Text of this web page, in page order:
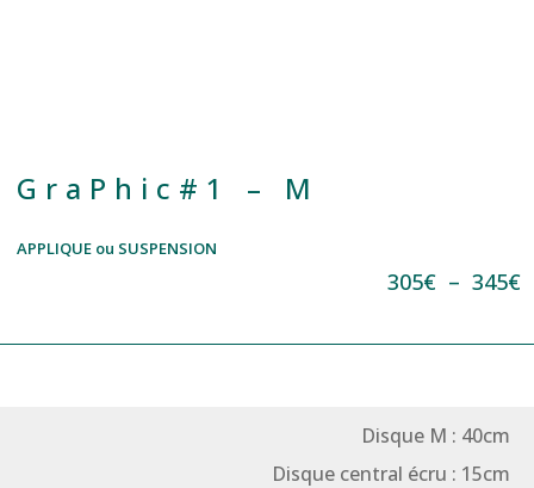
GraPhic#1 – M
APPLIQUE ou SUSPENSION
305€ – 345€
Disque M : 40cm
Disque central écru : 15cm